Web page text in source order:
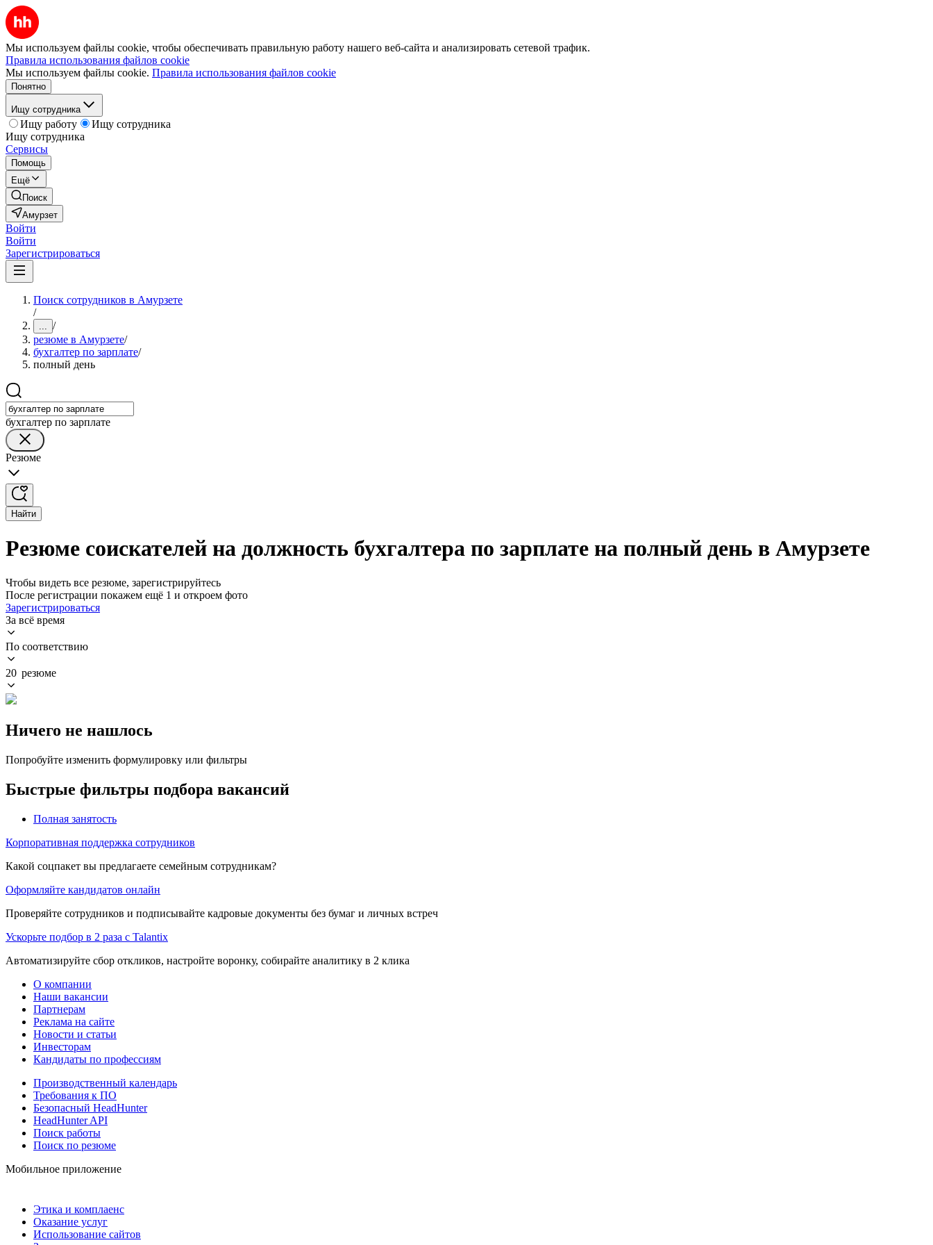
Мы используем файлы cookie, чтобы обеспечивать правильную работу нашего веб-сайта и анализировать сетевой трафик.
Правила использования файлов cookie
Мы используем файлы cookie. Правила использования файлов cookie
Понятно
Ищу сотрудника
Ищу работу
Ищу сотрудника
Ищу сотрудника
Сервисы
Помощь
Ещё
Поиск
Амурзет
Войти
Войти
Зарегистрироваться
Поиск сотрудников в Амурзете
/
... /
резюме в Амурзете/
бухгалтер по зарплате/
полный день
бухгалтер по зарплате
Резюме
Найти
Резюме соискателей на должность бухгалтера по зарплате на полный день в Амурзете
Чтобы видеть все резюме, зарегистрируйтесь
После регистрации покажем ещё 1 и откроем фото
Зарегистрироваться
За всё время
По соответствию
20 резюме
Ничего не нашлось
Попробуйте изменить формулировку или фильтры
Быстрые фильтры подбора вакансий
Полная занятость
Корпоративная поддержка сотрудников
Какой соцпакет вы предлагаете семейным сотрудникам?
Оформляйте кандидатов онлайн
Проверяйте сотрудников и подписывайте кадровые документы без бумаг и личных встреч
Ускорьте подбор в 2 раза с Talantix
Автоматизируйте сбор откликов, настройте воронку, собирайте аналитику в 2 клика
О компании
Наши вакансии
Партнерам
Реклама на сайте
Новости и статьи
Инвесторам
Кандидаты по профессиям
Производственный календарь
Требования к ПО
Безопасный HeadHunter
HeadHunter API
Поиск работы
Поиск по резюме
Мобильное приложение
Этика и комплаенс
Оказание услуг
Использование сайтов